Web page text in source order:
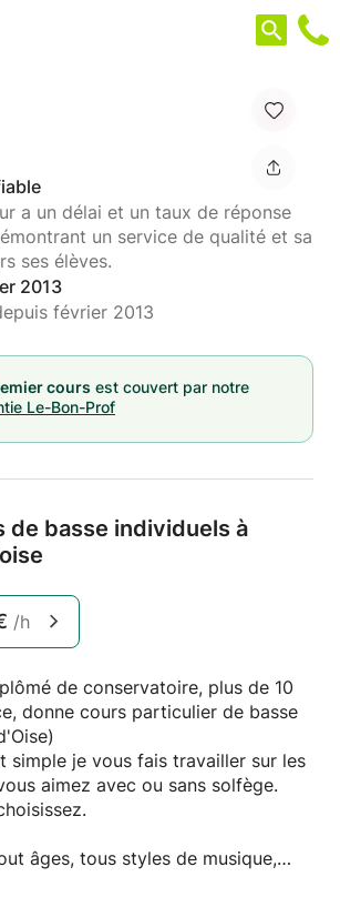
a un délai et un taux de réponse
un service de qualité et sa
ses élèves.
2013
février 2013
cours est couvert par notre
Le-Bon-Prof
de basse individuels à
/h
de conservatoire, plus de 10
donne cours particulier de basse
simple je vous fais travailler sur les
aimez avec ou sans solfège.
âges, tous styles de musique,
l'année.